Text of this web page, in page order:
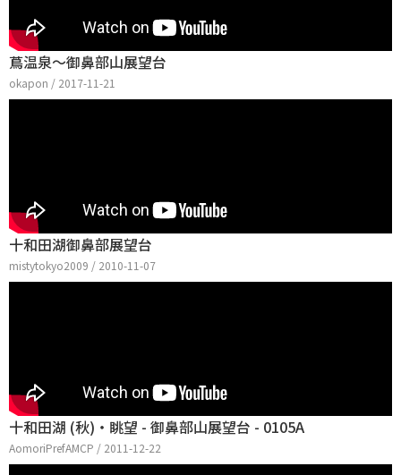
蔦温泉～御鼻部山展望台
okapon / 2017-11-21
十和田湖御鼻部展望台
mistytokyo2009 / 2010-11-07
十和田湖 (秋)・眺望 - 御鼻部山展望台 - 0105A
AomoriPrefAMCP / 2011-12-22